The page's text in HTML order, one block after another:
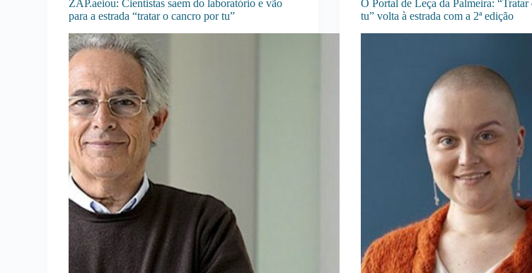
ZAP.aeiou: Cientistas saem do laboratório e vão
para a estrada “tratar o cancro por tu”
O Portal de Leça da Palmeira:
tu” volta à estrada com a 2ª edição